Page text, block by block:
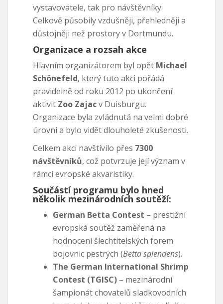
vystavovatele, tak pro návštěvníky.
Celkově působily vzdušněji, přehledněji a
důstojněji než prostory v Dortmundu.
Organizace a rozsah akce
Hlavním organizátorem byl opět Michael
Schönefeld, který tuto akci pořádá
pravidelně od roku 2012 po ukončení
aktivit Zoo Zajacv Duisburgu.
Organizace byla zvládnutá na velmi dobré
úrovni a bylo vidět dlouholeté zkušenosti.
Celkem akci navštívilo přes 7300
návštěvníků, což potvrzuje její význam v
rámci evropské akvaristiky.
Součástí programu bylo hned
několik mezinárodních soutěží:
German Betta Contest – prestižní
evropská soutěž zaměřená na
hodnocení šlechtitelských forem
bojovnic pestrých (Betta splendens).
The German International Shrimp
Contest (TGISC) – mezinárodní
šampionát chovatelů sladkovodních